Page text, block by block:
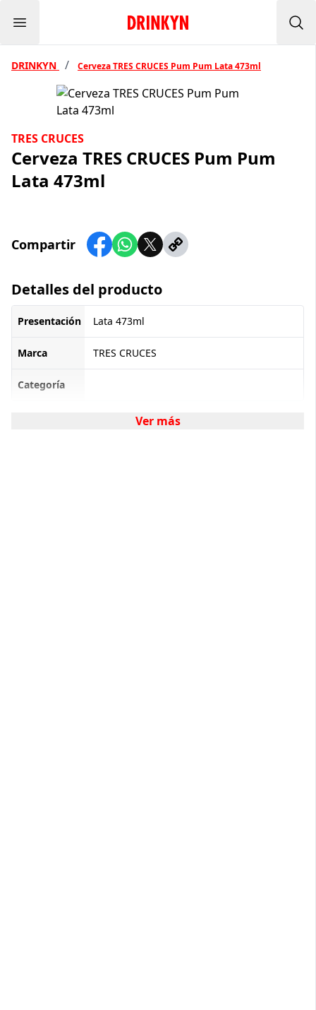
Menu Inicio Drinkyn
DRINKYN / Cerveza TRES CRUCES Pum Pum Lata 473ml
TRES CRUCES
Cerveza TRES CRUCES Pum Pum
Lata 473ml
Compartir
Detalles del producto
Presentación Lata 473ml
Marca TRES CRUCES
Categoría
Ver más